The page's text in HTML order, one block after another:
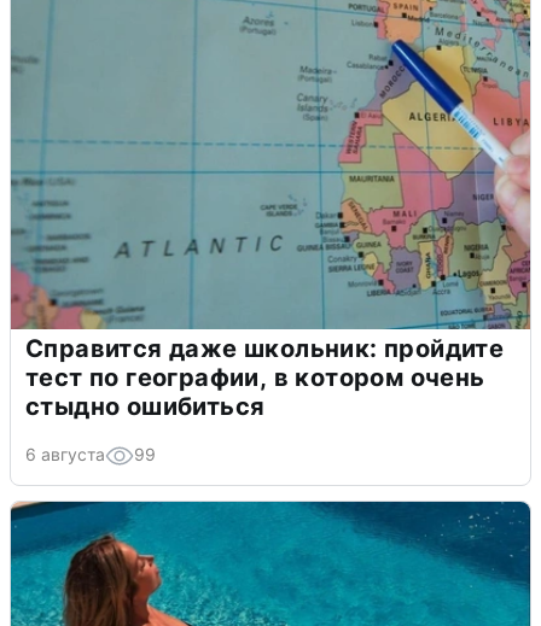
Справится даже школьник: пройдите
тест по географии, в котором очень
стыдно ошибиться
6 августа 99